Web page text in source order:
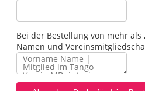
Bei der Bestellung von mehr
Namen und